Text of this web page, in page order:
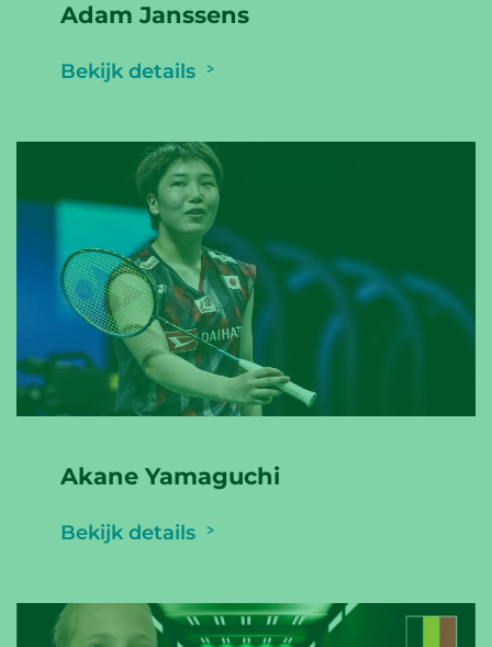
Adam Janssens
Bekijk details
Akane Yamaguchi
Bekijk details